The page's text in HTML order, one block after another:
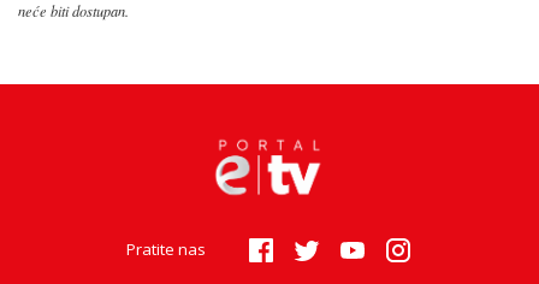
neće biti dostupan.
Pratite nas